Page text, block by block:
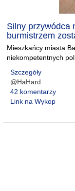
Silny przywódca
burmistrzem
Mieszkańcy miasta
niekompetentnych
Szczegóły
@HaHard
42 komentarzy
Link na Wykop